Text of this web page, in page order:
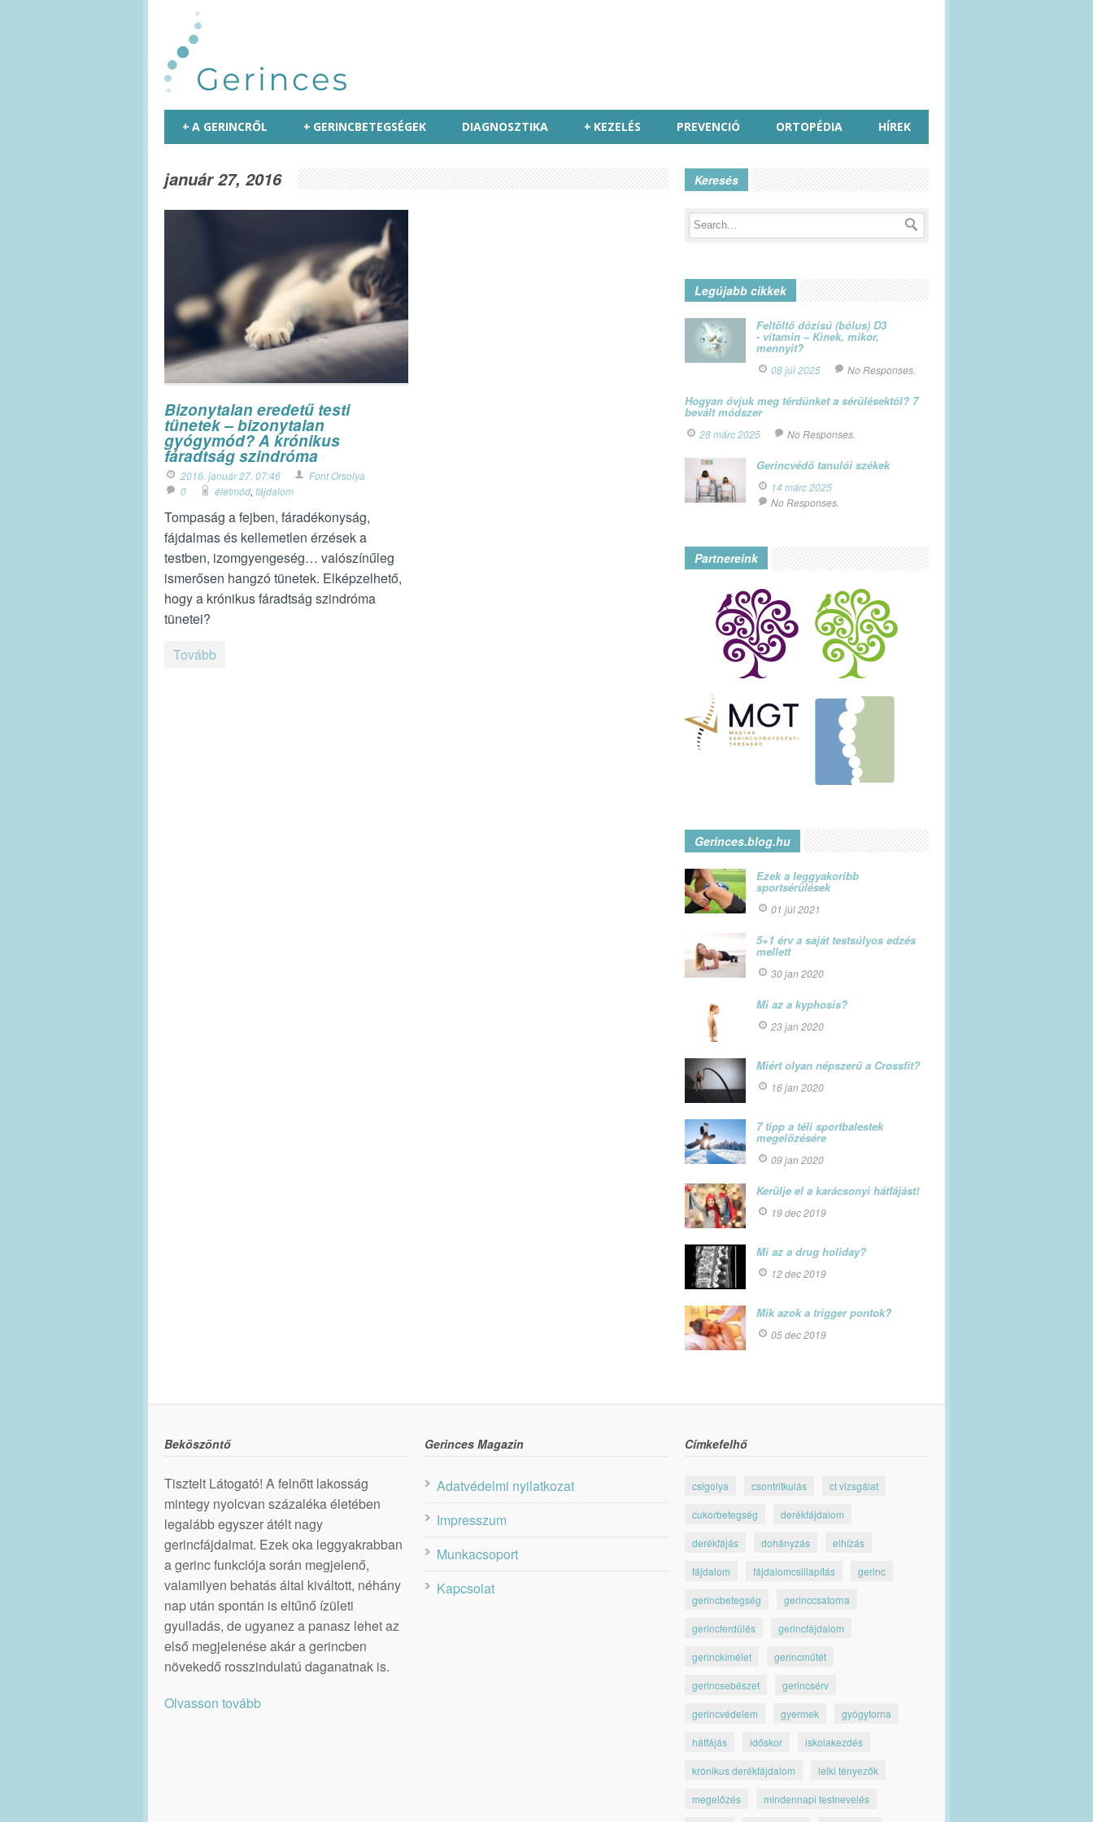
A GERINCRŐL
+ GERINCBETEGSÉGEK
+ DIAGNOSZTIKA KEZELÉS
+ PREVENCIÓ ORTOPÉDIA HÍREK
január 27, 2016
Bizonytalan eredetű testi
tünetek – bizonytalan
gyógymód? A krónikus
fáradtság szindróma
2016. január 27. 07:46
Font Orsolya
0
életmód, fájdalom
Tompaság a fejben, fáradékonyság,
fájdalmas és kellemetlen érzések a
testben, izomgyengeség… valószínűleg
ismerősen hangzó tünetek. Elképzelhető,
hogy a krónikus fáradtság szindróma
tünetei?
Tovább
Keresés
Legújabb cikkek
Feltöltő dózisú (bólus) D3
- vitamin – Kinek, mikor,
mennyit?
08 júl 2025 No Responses.
Hogyan óvjuk meg térdünket a sérülésektől? 7
bevált módszer
28 márc 2025 No Responses.
Gerincvédő tanulói székek
14 márc 2025
No Responses.
Partnereink
Gerinces.blog.hu
Ezek a leggyakoribb
sportsérülések
01 júl 2021
5+1 érv a saját testsúlyos edzés
mellett
30 jan 2020
Mi az a kyphosis?
23 jan 2020
Miért olyan népszerű a Crossfit?
16 jan 2020
7 tipp a téli sportbalestek
megelőzésére
09 jan 2020
Kerülje el a karácsonyi hátfájást!
19 dec 2019
Mi az a drug holiday?
12 dec 2019
Mik azok a trigger pontok?
05 dec 2019
Beköszöntő
Tisztelt Látogató! A felnőtt lakosság
mintegy nyolcvan százaléka életében
legalább egyszer átélt nagy
gerincfájdalmat. Ezek oka leggyakrabban
a gerinc funkciója során megjelenő,
valamilyen behatás által kiváltott, néhány
nap után spontán is eltűnő ízületi
gyulladás, de ugyanez a panasz lehet az
első megjelenése akár a gerincben
növekedő rosszindulatú daganatnak is.
Olvasson tovább
Gerinces Magazin
Adatvédelmi nyilatkozat
Impresszum
Munkacsoport
Kapcsolat
Címkefelhő
csigolya csontritkulás ct vizsgálat
cukorbetegség derékfájdalom
derékfájás dohányzás elhízás
fájdalom fájdalomcsillapítás gerinc
gerincbetegség gerinccsatorna
gerincferdülés gerincfájdalom
gerinckímélet gerincműtét
gerincsebészet gerincsérv
gerincvédelem gyermek gyógytorna
hátfájás időskor iskolakezdés
krónikus derékfájdalom lelki tényezők
megelőzés mindennapi testnevelés